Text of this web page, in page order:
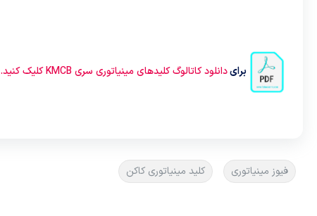
برایدانلود کاتالوگ کلیدهای مینیاتوری سری KMCB کلیک کنید.
فیوز مینیاتوری کلید مینیاتوری کاکن